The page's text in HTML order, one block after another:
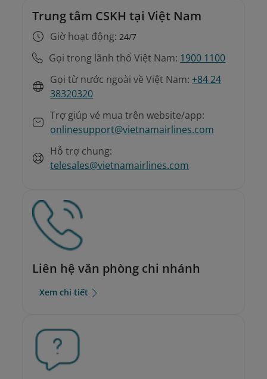
Trung tâm CSKH tại Việt Nam
Giờ hoạt động:24/7
Gọi trong lãnh thổ Việt Nam: 1900 1100
Gọi từ nước ngoài về Việt Nam: +84 24
38320320
Trợ giúp vé mua trên website/app:
onlinesupport@vietnamairlines.com
Hỗ trợ chung:
telesales@vietnamairlines.com
Liên hệ văn phòng chi nhánh
Xem chi tiết